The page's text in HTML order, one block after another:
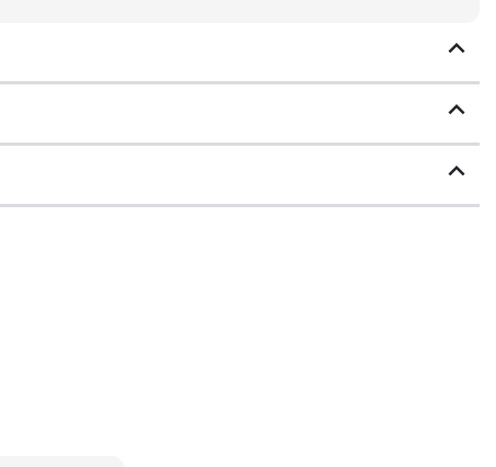
prise associée d'hormones